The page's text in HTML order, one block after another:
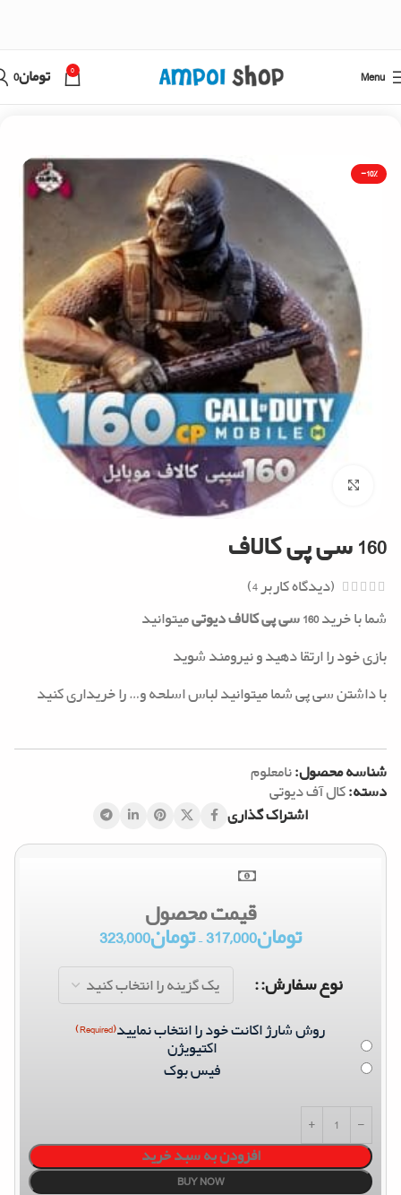
Menu
0 تومان0
-10%
Click to enlarge
160 سی پی کالاف
(دیدگاه کاربر4
)
شما با خرید160 سی پی کالاف دیوتی
میتوانید
بازی خود را ارتقا دهید و نیرومند شوید
با داشتن سی پی شما میتوانید لباس اسلحه و… را خریداری کنید
شناسه محصول:نامعلوم
دسته:کال آف دیوتی
اشتراک گذاری
قیمت محصول
تومان317,000
–تومان323,000
نوع سفارش:
روش شارژ اکانت خود را انتخاب نمایید(Required)
اکتیویژن
فیس بوک
افزودن به سبد خرید
BUY NOW